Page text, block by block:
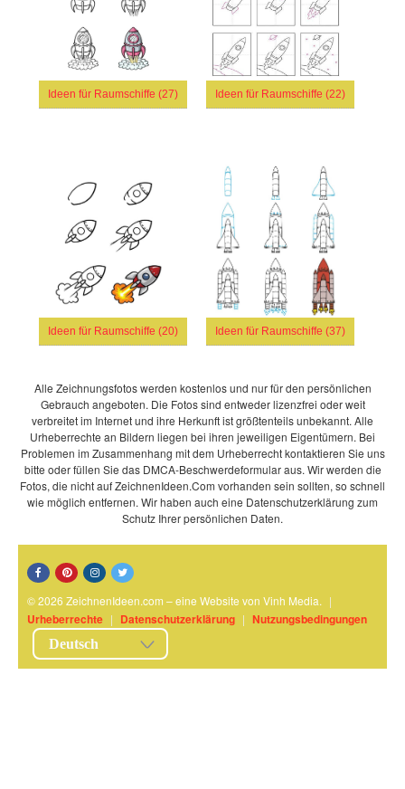
Ideen für Raumschiffe (27) Ideen für Raumschiffe (22)
Ideen für Raumschiffe (20) Ideen für Raumschiffe (37)
Alle Zeichnungsfotos werden kostenlos und nur für den persönlichen
Gebrauch angeboten. Die Fotos sind entweder lizenzfrei oder weit
verbreitet im Internet und ihre Herkunft ist größtenteils unbekannt. Alle
Urheberrechte an Bildern liegen bei ihren jeweiligen Eigentümern. Bei
Problemen im Zusammenhang mit dem Urheberrecht kontaktieren Sie uns
bitte oder füllen Sie das DMCA-Beschwerdeformular aus. Wir werden die
Fotos, die nicht auf ZeichnenIdeen.Com vorhanden sein sollten, so schnell
wie möglich entfernen. Wir haben auch eine Datenschutzerklärung zum
Schutz Ihrer persönlichen Daten.
© 2026 ZeichnenIdeen.com – eine Website von Vinh Media. |
Urheberrechte | Datenschutzerklärung | Nutzungsbedingungen
Deutsch